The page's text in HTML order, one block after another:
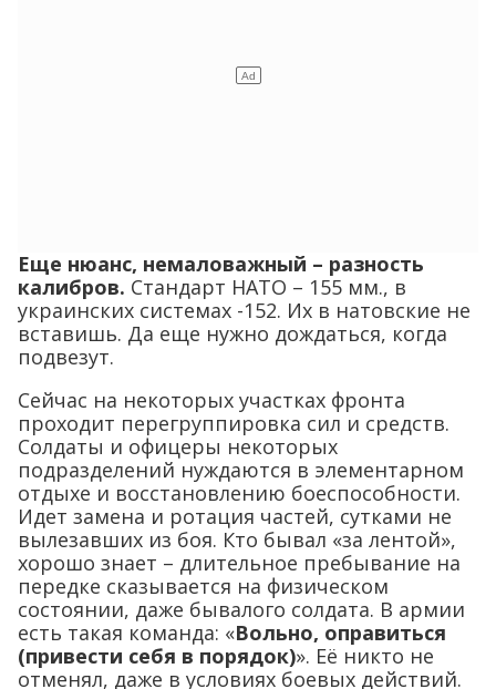
Еще нюанс, немаловажный – разность
калибров. Стандарт НАТО – 155 мм., в
украинских системах -152. Их в натовские не
вставишь. Да еще нужно дождаться, когда
подвезут.
Сейчас на некоторых участках фронта
проходит перегруппировка сил и средств.
Солдаты и офицеры некоторых
подразделений нуждаются в элементарном
отдыхе и восстановлению боеспособности.
Идет замена и ротация частей, сутками не
вылезавших из боя. Кто бывал «за лентой»,
хорошо знает – длительное пребывание на
передке сказывается на физическом
состоянии, даже бывалого солдата. В армии
есть такая команда: «Вольно, оправиться
(привести себя в порядок)». Её никто не
отменял, даже в условиях боевых действий.